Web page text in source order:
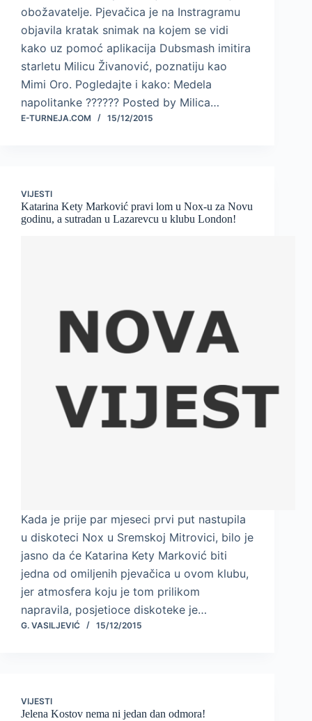
obožavatelje. Pjevačica je na Instragramu
objavila kratak snimak na kojem se vidi
kako uz pomoć aplikacija Dubsmash imitira
starletu Milicu Živanović, poznatiju kao
Mimi Oro. Pogledajte i kako: Medela
napolitanke ?????? Posted by Milica…
E-TURNEJA.COM 15/12/2015
VIJESTI
Katarina Kety Marković pravi lom u Nox-u za Novu
godinu, a sutradan u Lazarevcu u klubu London!
Kada je prije par mjeseci prvi put nastupila
u diskoteci Nox u Sremskoj Mitrovici, bilo je
jasno da će Katarina Kety Marković biti
jedna od omiljenih pjevačica u ovom klubu,
jer atmosfera koju je tom prilikom
napravila, posjetioce diskoteke je…
G. VASILJEVIĆ 15/12/2015
VIJESTI
Jelena Kostov nema ni jedan dan odmora!